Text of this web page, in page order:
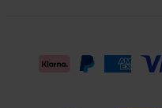
tredelade knäskålarna